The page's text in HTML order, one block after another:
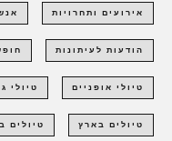
אירועים ותחרויות
הודעות לעיתונות
טיולי אופניים טיולי
טיולים בארץ טיולים